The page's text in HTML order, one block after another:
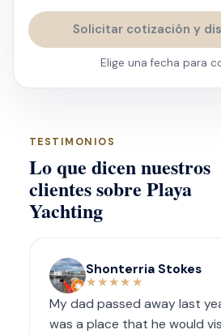
Solicitar cotización y
Elige una fecha para
TESTIMONIOS
Lo que dicen nuestros
clientes sobre Playa
Yachting
Shonterria Stokes
★★★★★
My dad passed away last
was a place that he would